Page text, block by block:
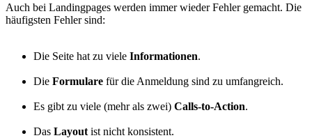
Auch bei Landingpages werden immer wieder Fehler gemacht. Die
häufigsten Fehler sind:
Die Seite hat zu viele Informationen.
Die Formulare für die Anmeldung sind zu umfangreich.
Es gibt zu viele (mehr als zwei) Calls-to-Action.
Das Layout ist nicht konsistent.